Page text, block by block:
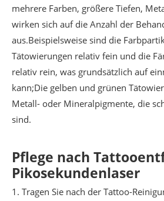
mehrere Farben, größere Tiefen,
wirken sich auf die Anzahl der
aus.Beispielsweise sind die
Tätowierungen relativ fein und die
relativ rein, was grundsätzlich auf
kann;Die gelben und grünen
Metall- oder Mineralpigmente, die
sind.
Pflege nach
Pikosekundenlaser
1. Tragen Sie nach der Tattoo-